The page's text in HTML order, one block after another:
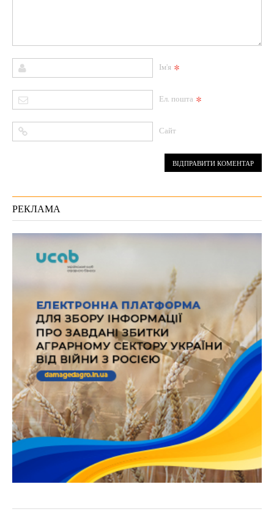
Ім'я *
Ел. пошта *
Сайт
РЕКЛАМА